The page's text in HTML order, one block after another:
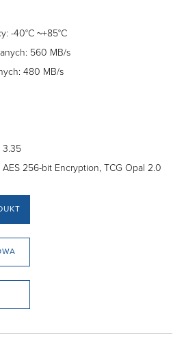
-40°C ~+85°C
560 MB/s
480 MB/s
3.35
256-bit Encryption, TCG Opal 2.0